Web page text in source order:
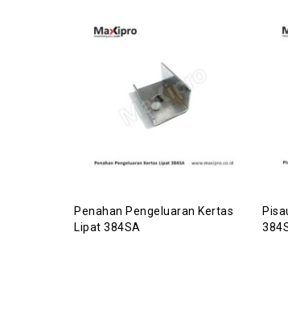
Penahan Pengeluaran Kertas
Lipat 384SA